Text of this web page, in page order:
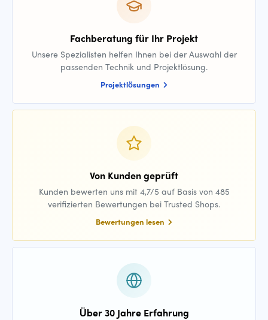
Fachberatung für Ihr Projekt
Unsere Spezialisten helfen Ihnen bei der Auswahl der
passenden Technik und Projektlösung.
Projektlösungen
Von Kunden geprüft
Kunden bewerten uns mit 4,7/5 auf Basis von 485
verifizierten Bewertungen bei Trusted Shops.
Bewertungen lesen
Über 30 Jahre Erfahrung